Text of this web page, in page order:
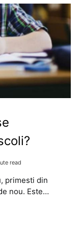
read
primesti din
nou. Este…